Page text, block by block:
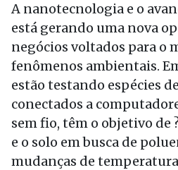
A nanotecnologia e o
está gerando uma nova
negócios voltados para o
fenômenos ambientais.
estão testando espécies
conectados a
sem fio, têm o objetivo de
e o solo em busca de
mudanças de